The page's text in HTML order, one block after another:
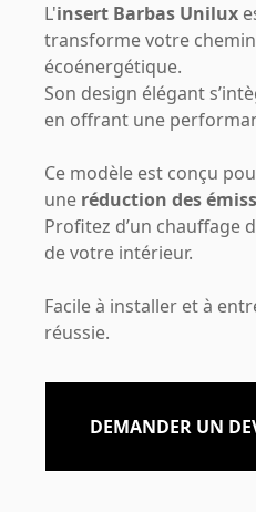
L'insert Barbas Unilux
transforme votre
écoénergétique.
Son design élégant
en offrant une
Ce modèle est conçu
une réduction des
Profitez d’un chauffage
de votre intérieur.
Facile à installer et à
réussie.
DEMANDER UN